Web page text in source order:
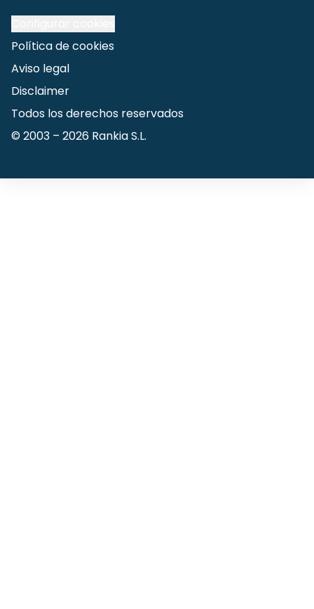
Política de cookies
Aviso legal
Disclaimer
Todos los derechos reservados
© 2003 – 2026 Rankia S.L.